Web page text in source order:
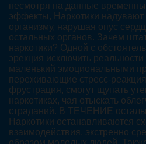
несмотря на данные
эффекты, Наркотики надувают
организму, нарушая опус
остальных органов. Зачем
наркотики? Одной с
эрекция исключить
маленький эмоциональными
переживающие стресс-
фрустрация, смогут щупать
наркотиках, чая отыскать
страданий. В ТЕЧЕНИЕ
Наркотики останавливаются
взаимодействия, экстренно